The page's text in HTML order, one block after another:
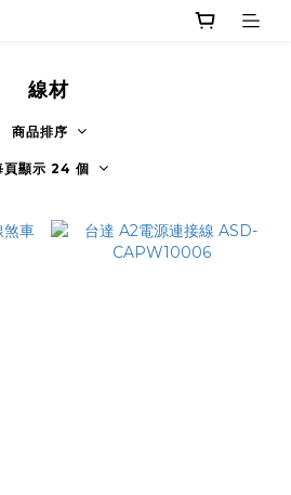
線材
商品排序
頁顯示 24 個